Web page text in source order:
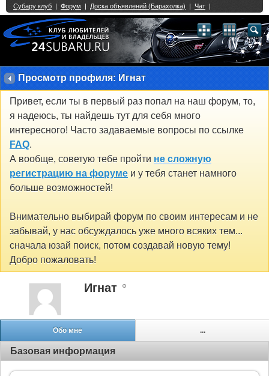
Просмотр профиля: Игнат
Привет, если ты в первый раз попал на наш форум, то,
я надеюсь, ты найдешь тут для себя много
интересного! Часто задаваемые вопросы по ссылке
FAQ.
А вообще, советую тебе пройти не сложную
регистрацию на форуме и у тебя станет намного
больше возможностей!
Внимательно выбирай форум по своим интересам и не
забывай, у нас обсуждалось уже много всяких тем...
сначала юзай поиск, потом создавай новую тему!
Добро пожаловать!
Игнат
Обо мне ...
Базовая информация
Single Sign On provided byvBSSO
2 3 4 5 6 7 8 9 10 11 12 13 14 15 16 17 18 21 22 23 24 25 26
27 28 29 30 31 32 33 34 35 36 37 38 39 40 41 42 43